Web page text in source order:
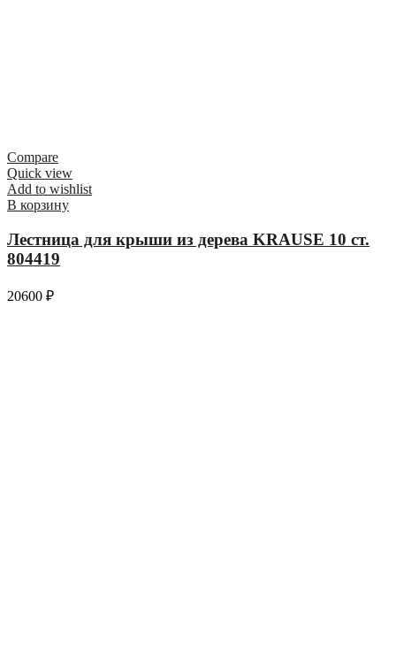
Compare
Quick view
Add to wishlist
В корзину
Лестница для крыши из дерева KRAUSE 10 ст.
804419
20600 ₽